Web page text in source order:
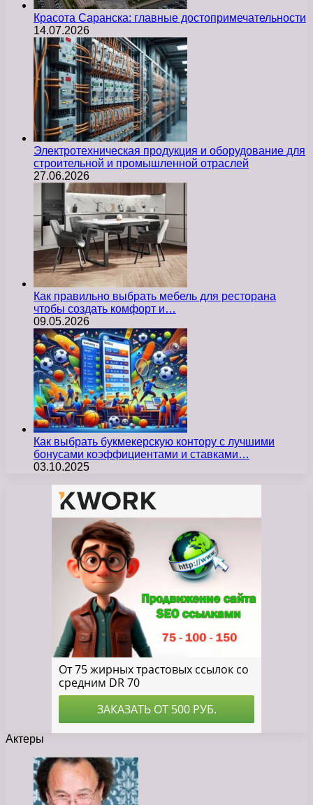
Красота Саранска: главные достопримечательности
14.07.2026
Электротехническая продукция и оборудование для
строительной и промышленной отраслей
27.06.2026
Как правильно выбрать мебель для ресторана
чтобы создать комфорт и…
09.05.2026
Как выбрать букмекерскую контору с лучшими
бонусами коэффициентами и ставками…
03.10.2025
Актеры